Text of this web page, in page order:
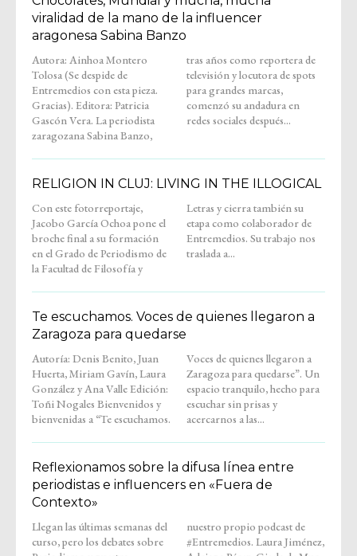
viralidad de la mano de la influencer
aragonesa Sabina Banzo
Autora: Ainhoa Montero
Tolosa (Se despide de
Entremedios con esta pieza.
Gracias). Editora: Patricia
Gascón Vera. La periodista
zaragozana Sabina Banzo,
tras años como reportera de
televisión y locutora de spots
para grandes marcas,
comenzó su andadura en
redes sociales después...
RELIGION IN CLUJ: LIVING IN THE ILLOGICAL
Con este fotorreportaje,
Jacobo García Ochoa pone el
broche final a su formación
en el Grado de Periodismo de
la Facultad de Filosofía y
Letras y cierra también su
etapa como colaborador de
Entremedios. Su trabajo nos
traslada a...
Te escuchamos. Voces de quienes llegaron a
Zaragoza para quedarse
Autoría: Denis Benito, Juan
Huerta, Miriam Gavín, Laura
González y Ana Valle Edición:
Toñi Nogales Bienvenidos y
bienvenidas a “Te escuchamos.
Voces de quienes llegaron a
Zaragoza para quedarse”. Un
espacio tranquilo, hecho para
escuchar sin prisas y
acercarnos a las...
Reflexionamos sobre la difusa línea entre
periodistas e influencers en «Fuera de
Contexto»
Llegan las últimas semanas del
curso, pero los debates sobre
nuestro propio podcast de
#Entremedios. Laura Jiménez,